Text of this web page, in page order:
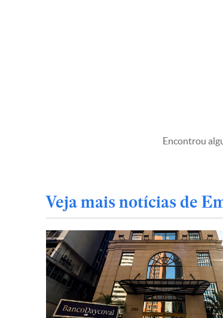
Encontrou
Veja mais notícias de